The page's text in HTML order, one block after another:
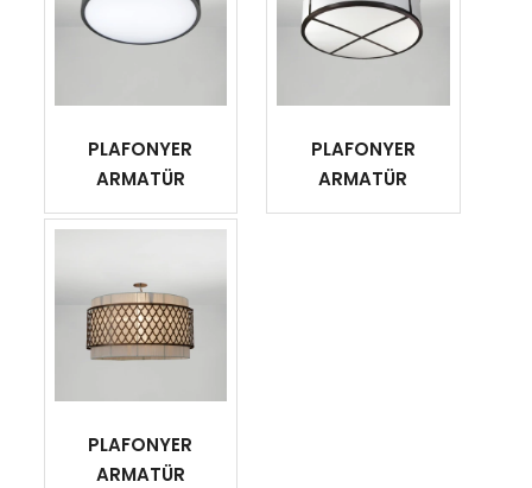
PLAFONYER
ARMATÜR
PLAFONYER
ARMATÜR
PLAFONYER
ARMATÜR